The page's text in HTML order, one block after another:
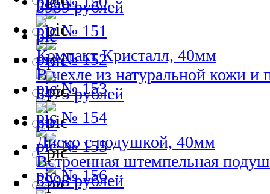
№ 151
№ 152
№ 153
№ 154
№ 155
№ 156
3989 рублей
Компакт Кристалл, 40мм
В чехле из натуральной кожи и
5475 рублей
Диско с подушкой, 40мм
Встроенная штемпельная
3998 рублей